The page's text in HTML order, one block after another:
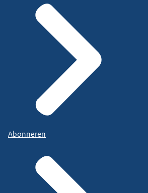
Abonneren